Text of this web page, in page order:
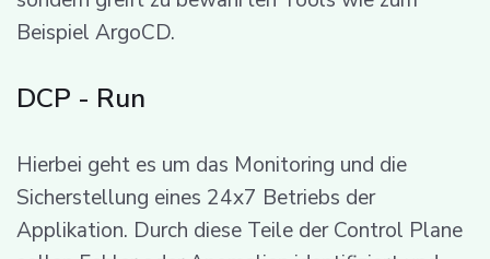
Beispiel ArgoCD.
DCP - Run
Hierbei geht es um das Monitoring und die
Sicherstellung eines 24x7 Betriebs der
Applikation. Durch diese Teile der Control Plane